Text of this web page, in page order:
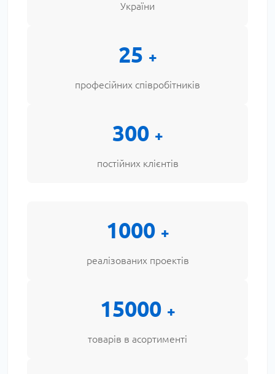
України
25 +
професійних співробітників
300 +
постійних клієнтів
1000 +
реалізованих проектів
15000 +
товарів в асортименті